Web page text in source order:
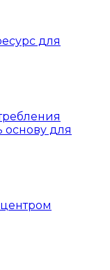
для
основу для